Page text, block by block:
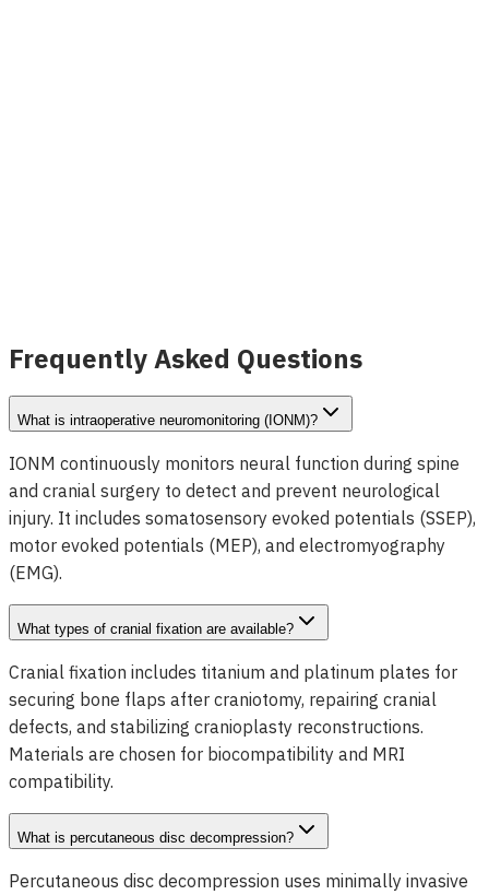
Frequently Asked Questions
What is intraoperative neuromonitoring (IONM)?
IONM continuously monitors neural function during spine
and cranial surgery to detect and prevent neurological
injury. It includes somatosensory evoked potentials (SSEP),
motor evoked potentials (MEP), and electromyography
(EMG).
What types of cranial fixation are available?
Cranial fixation includes titanium and platinum plates for
securing bone flaps after craniotomy, repairing cranial
defects, and stabilizing cranioplasty reconstructions.
Materials are chosen for biocompatibility and MRI
compatibility.
What is percutaneous disc decompression?
Percutaneous disc decompression uses minimally invasive